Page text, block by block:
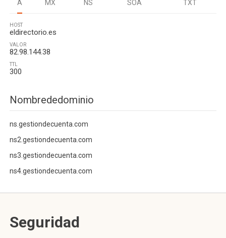
A MX NS SOA TXT
HOST
eldirectorio.es
VALOR
82.98.144.38
TTL
300
Nombrededominio
ns.gestiondecuenta.com
ns2.gestiondecuenta.com
ns3.gestiondecuenta.com
ns4.gestiondecuenta.com
Seguridad